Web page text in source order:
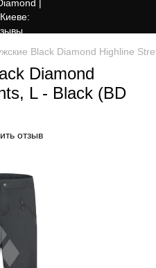
Black Diamond Highline
Diamond
L - Black (BD
отзыв